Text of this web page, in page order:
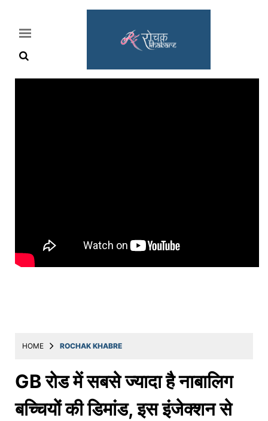
&
मराठी
बातम्या
मनोरंजन
स्पोर्ट्स
HOME ROCHAK KHABRE
GB रोड में सबसे ज्यादा है नाबालिग
बच्चियों की डिमांड, इस इंजेक्शन से